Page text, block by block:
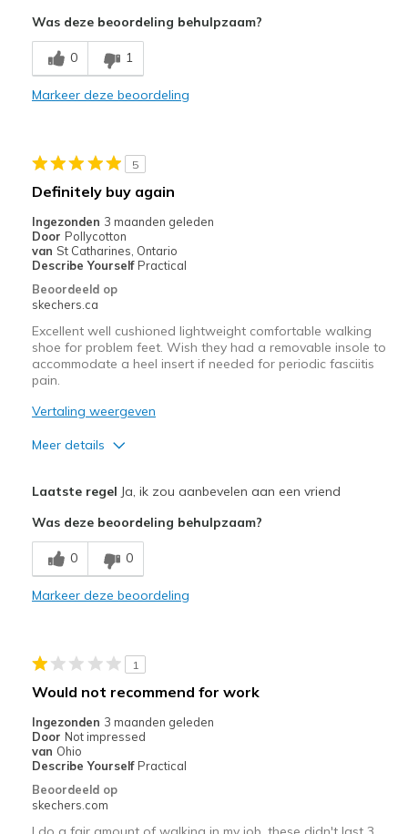
Breathe Well
Comfortable
Beste toepassingen
Travel
Width
Sizing
View On Shoes
Shoes are for Wearing
Was deze beoordeling behulpzaam?
0 1
Markeer deze beoordeling
5
Definitely buy again
Ingezonden 3 maanden geleden
Door Pollycotton
van St Catharines, Ontario
Describe Yourself Practical
Beoordeeld op
skechers.ca
Excellent well cushioned lightweight comfortable walking
shoe for problem feet. Wish they had a removable insole to
accommodate a heel insert if needed for periodic fasciitis
pain.
Vertaling weergeven
Meer details
Breathe Well
Comfortable
Beste toepassingen
Width
Sizing
Feels true to size
View On Shoes
Laatste regel Ja, ik zou aanbevelen aan een vriend
Was deze beoordeling behulpzaam?
0 0
Markeer deze beoordeling
1
Would not recommend for work
Ingezonden 3 maanden geleden
Door Not impressed
van Ohio
Describe Yourself Practical
Beoordeeld op
skechers.com